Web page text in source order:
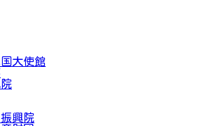
大使館
興院